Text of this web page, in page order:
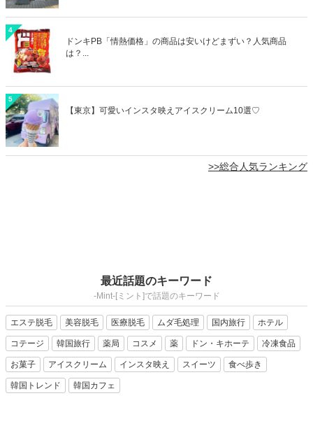
4
ドンキPB「情熱価格」の商品は安いけどまずい？人気商品
は？...
5
【東京】可愛いインスタ映えアイスクリーム10選♡
>>総合人気ランキング
最近話題のキーワード
-Mint-[ミント]で話題のキーワード
エステ脱毛 美容脱毛 医療脱毛 ムダ毛処理 国内旅行 ホテル
コテージ 韓国旅行 薬局 コスメ 薬 ドン・キホーテ 冷凍食品
お菓子 アイスクリーム インスタ映え スイーツ 食べ歩き
韓国トレンド 韓国カフェ